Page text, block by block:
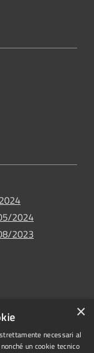
2024
2023
×
necessari al
un cookie tecnico